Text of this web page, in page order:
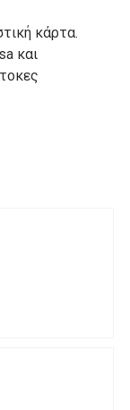
κάρτα.
και
μέσα από